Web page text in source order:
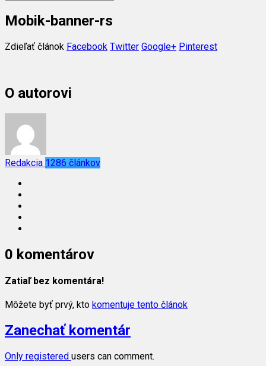
Mobik-banner-rs
Zdieľať článok Facebook Twitter Google+ Pinterest
O autorovi
Redakcia 1286 článkov
0 komentárov
Zatiaľ bez komentára!
Môžete byť prvý, kto komentuje tento článok
Zanechať komentár
Only registered users can comment.